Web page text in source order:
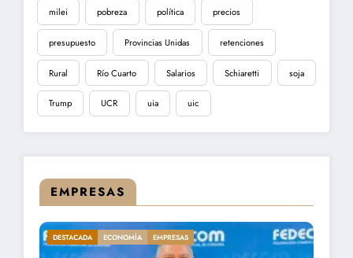
milei pobreza política precios
presupuesto Provincias Unidas retenciones
Rural Río Cuarto Salarios Schiaretti soja
Trump UCR uia uic
EMPRESAS
DESTACADA ECONOMÍA EMPRESAS